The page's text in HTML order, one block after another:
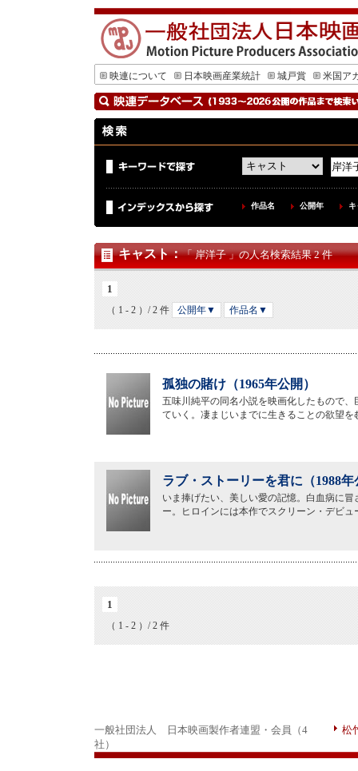
映連について 日本映画産業統計 城戸賞 米国ア
作品名 公開年
キャスト：「 岸洋子 」の人名検索結果 2 件
1
（ 1 - 2 ）/ 2 件 公開年▼ 作品名▼
孤独の賭け（1965年公開）
五味川純平の同名小説を映画化したもので
ていく。凄まじいまでに生きることの欲望
ラブ・ストーリーを君に（1988年
いま捧げたい、美しい愛の記憶。白血病に
ー。ヒロインには本作でスクリーン・デビ
1
（ 1 - 2 ）/ 2 件
一般社団法人 日本映画製作者連盟・会員（4
社）
松